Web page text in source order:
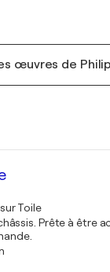
œuvres de
Toile
Prête à être